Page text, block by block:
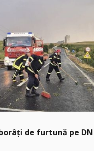
de furtună pe DN